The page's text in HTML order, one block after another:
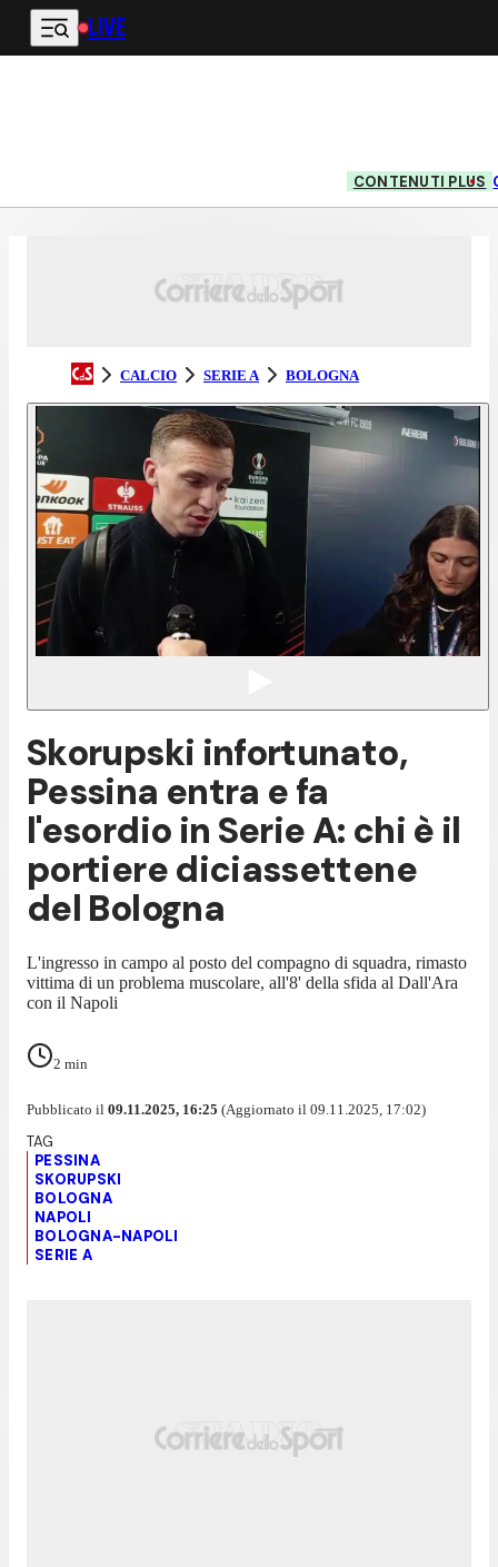
Vai al contenuto principale
LIVE
CONTENUTI PLUS
CALCIO SERIE A BOLOGNA
Skorupski infortunato,
Pessina entra e fa
l'esordio in Serie A: chi è il
portiere diciassettene
del Bologna
L'ingresso in campo al posto del compagno di squadra, rimasto
vittima di un problema muscolare, all'8' della sfida al Dall'Ara
con il Napoli
2 min
Pubblicato il 09.11.2025, 16:25 (Aggiornato il 09.11.2025, 17:02)
PESSINA
SKORUPSKI
BOLOGNA
NAPOLI
BOLOGNA-NAPOLI
SERIE A